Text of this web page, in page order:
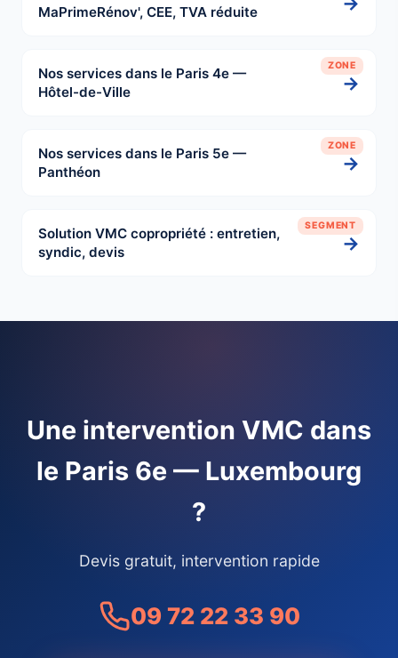
MaPrimeRénov', CEE, TVA réduite
ZONE
Nos services dans le Paris 4e —
Hôtel-de-Ville
→
ZONE
Nos services dans le Paris 5e —
Panthéon
→
SEGMENT
Solution VMC copropriété : entretien,
syndic, devis
→
Une intervention VMC dans
le Paris 6e — Luxembourg
?
Devis gratuit, intervention rapide
09 72 22 33 90